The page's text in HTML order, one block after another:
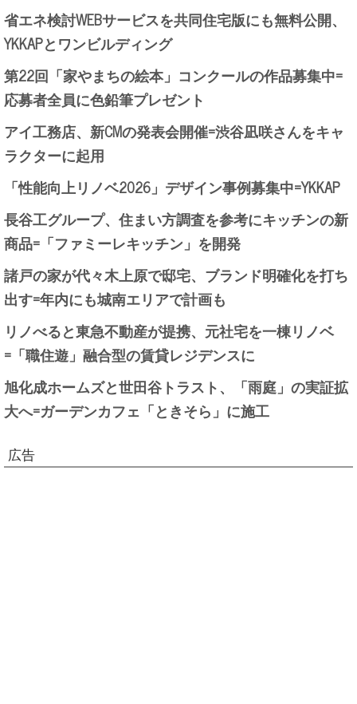
省エネ検討WEBサービスを共同住宅版にも無料公開、
YKKAPとワンビルディング
第22回「家やまちの絵本」コンクールの作品募集中=
応募者全員に色鉛筆プレゼント
アイ工務店、新CMの発表会開催=渋谷凪咲さんをキャ
ラクターに起用
「性能向上リノベ2026」デザイン事例募集中=YKKAP
長谷工グループ、住まい方調査を参考にキッチンの新
商品=「ファミーレキッチン」を開発
諸戸の家が代々木上原で邸宅、ブランド明確化を打ち
出す=年内にも城南エリアで計画も
リノべると東急不動産が提携、元社宅を一棟リノベ
=「職住遊」融合型の賃貸レジデンスに
旭化成ホームズと世田谷トラスト、「雨庭」の実証拡
大へ=ガーデンカフェ「ときそら」に施工
広告